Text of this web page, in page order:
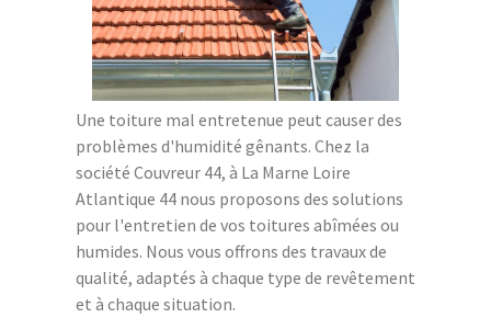
Une toiture mal entretenue peut causer des
problèmes d'humidité gênants. Chez la
société Couvreur 44, à La Marne Loire
Atlantique 44 nous proposons des solutions
pour l'entretien de vos toitures abîmées ou
humides. Nous vous offrons des travaux de
qualité, adaptés à chaque type de revêtement
et à chaque situation.